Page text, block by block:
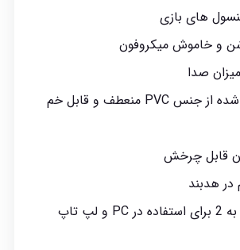
های بازی
و خاموش میکروفون
صدا
هدبند ساخته شده از جنس PVC منعطف و قابل خم
قابل چرخش
در هدبند